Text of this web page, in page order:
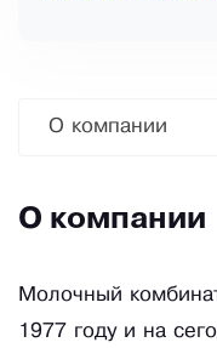
О компании
О компании
Молочный
1977 году и на